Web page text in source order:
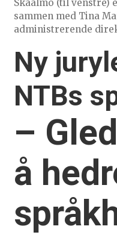
Skaalmo (til venstre)
sammen med Tina
administrerende
Ny
NTBs
–
å